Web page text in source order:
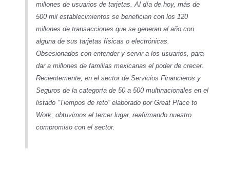
millones de usuarios de tarjetas. Al día de hoy, más de
500 mil establecimientos se benefician con los 120
millones de transacciones que se generan al año con
alguna de sus tarjetas físicas o electrónicas.
Obsesionados con entender y servir a los usuarios, para
dar a millones de familias mexicanas el poder de crecer.
Recientemente, en el sector de Servicios Financieros y
Seguros de la categoría de 50 a 500 multinacionales en el
listado “Tiempos de reto” elaborado por Great Place to
Work, obtuvimos el tercer lugar, reafirmando nuestro
compromiso con el sector.